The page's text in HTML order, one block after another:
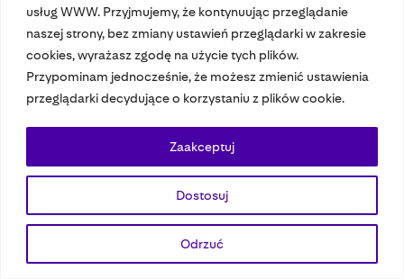
usług WWW. Przyjmujemy, że kontynuując przeglądanie
naszej strony, bez zmiany ustawień przeglądarki w zakresie
cookies, wyrażasz zgodę na użycie tych plików.
Przypominam jednocześnie, że możesz zmienić ustawienia
przeglądarki decydujące o korzystaniu z plików cookie.
Dostosuj
Odrzuć
Zaakceptuj
© 2023 Bauer Media Group, All Rights Reserved.
Polityka prywatnościDane osoboweWydawca EMFASpeak Up